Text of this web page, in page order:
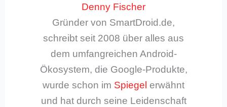
Denny Fischer
Gründer von SmartDroid.de,
schreibt seit 2008 über alles aus
dem umfangreichen Android-
Ökosystem, die Google-Produkte,
wurde schon im Spiegel erwähnt
und hat durch seine Leidenschaft